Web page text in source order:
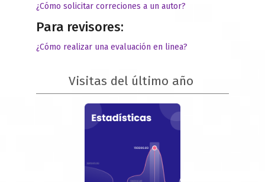
¿Cómo solicitar correciones a un autor?
Para revisores:
¿Cómo realizar una evaluación en linea?
Visitas del último año